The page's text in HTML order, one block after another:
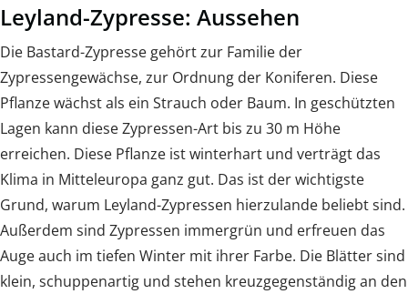
Leyland-Zypresse: Aussehen
Die Bastard-Zypresse gehört zur Familie der
Zypressengewächse, zur Ordnung der Koniferen. Diese
Pflanze wächst als ein Strauch oder Baum. In geschützten
Lagen kann diese Zypressen-Art bis zu 30 m Höhe
erreichen. Diese Pflanze ist winterhart und verträgt das
Klima in Mitteleuropa ganz gut. Das ist der wichtigste
Grund, warum Leyland-Zypressen hierzulande beliebt sind.
Außerdem sind Zypressen immergrün und erfreuen das
Auge auch im tiefen Winter mit ihrer Farbe. Die Blätter sind
klein, schuppenartig und stehen kreuzgegenständig an den